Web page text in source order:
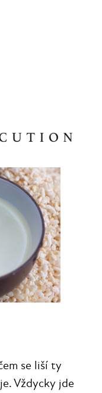
se liší ty
Vždycky jde